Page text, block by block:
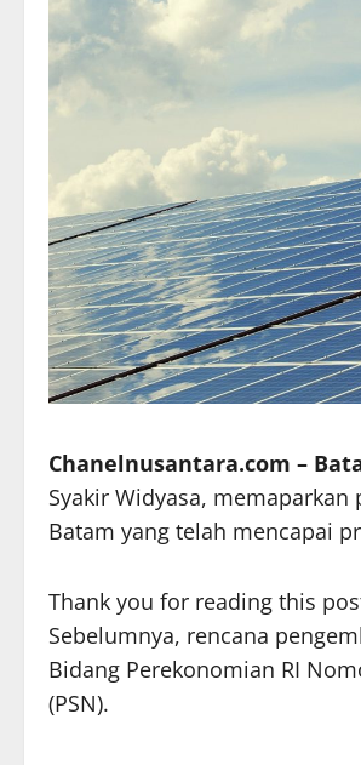
Chanelnusantara.com –
Syakir Widyasa, memaparkan
Batam yang telah mencapai
Thank you for reading this
Sebelumnya, rencana
Bidang Perekonomian RI
(PSN).